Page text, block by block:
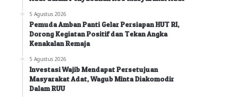
5 Agustus 2026
Pemuda Amban Panti Gelar Persiapan HUT RI,
Dorong Kegiatan Positif dan Tekan Angka
Kenakalan Remaja
5 Agustus 2026
Investasi Wajib Mendapat Persetujuan
Masyarakat Adat, Wagub Minta Diakomodir
Dalam RUU